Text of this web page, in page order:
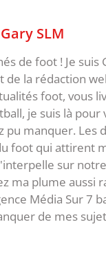
Gary SLM
de foot ! Je suis
la rédaction
foot, vous
je suis là
pu manquer. Les
foot qui attirent
sur
ma plume aussi
Média Sur 7
de mes